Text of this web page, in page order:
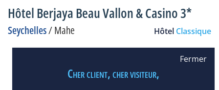
Hôtel Berjaya Beau Vallon & Casino 3*
Seychelles/Mahe Hôtel Classique
Fermer
Cher client, cher visiteur,